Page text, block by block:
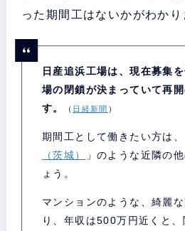
った期間工はないかがわかり
日産追浜工場は、現在募集
場の閉鎖が決まっていて再
す。
（ 日経新聞 ）
期間工として働きたい方は、
（茨城）
」のような近隣の
ょう。
マンションのような、綺麗
り、年収は500万円近くと、